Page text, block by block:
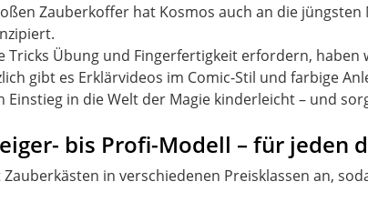
Zauberkoffer hat Kosmos auch an die
Tricks Übung und Fingerfertigkeit erfordern,
gibt es Erklärvideos im Comic-Stil und farbige
Einstieg in die Welt der Magie kinderleicht – und
bis Profi-Modell – für jeden
in verschiedenen Preisklassen an,